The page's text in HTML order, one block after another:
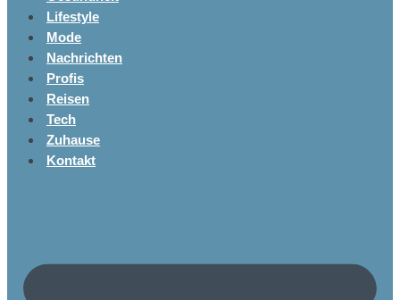
Lifestyle
Mode
Nachrichten
Profis
Reisen
Tech
Zuhause
Kontakt